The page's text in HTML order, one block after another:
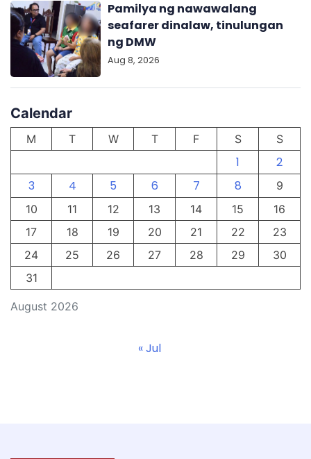
Pamilya ng nawawalang
seafarer dinalaw, tinulungan
ng DMW
Aug 8, 2026
Calendar
August 2026
M T W T F S S
1
2
3
4 5 6 7 8
9
10
11 12 13 14 15
16
17
18 19 20 21 22
23
24
25 26 27 28 29
30
31
« Jul